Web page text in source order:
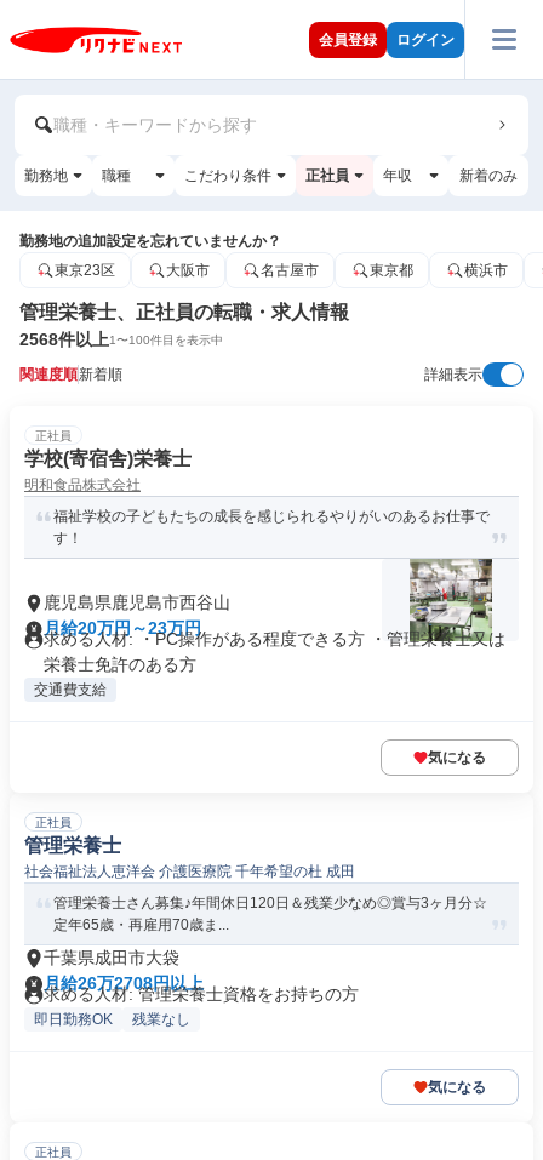
会員登録 ログイン
職種・キーワードから探す
勤務地 職種 こだわり条件 正社員 年収 新着のみ
勤務地の追加設定を忘れていませんか？
東京23区
大阪市 名古屋市 東京都 横浜市
管理栄養士、正社員の転職・求人情報
2568件以上1〜100件目を表示中
関連度順新着順 詳細表示
正社員
学校(寄宿舎)栄養士
明和食品株式会社
福祉学校の子どもたちの成長を感じられるやりがいのあるお仕事で
す！
鹿児島県鹿児島市西谷山
月給20万円～23万円
求める人材: ・PC操作がある程度できる方 ・管理栄養士又は
栄養士免許のある方
交通費支給
気になる
正社員
管理栄養士
社会福祉法人恵洋会 介護医療院 千年希望の杜 成田
管理栄養士さん募集♪年間休日120日＆残業少なめ◎賞与3ヶ月分☆
定年65歳・再雇用70歳ま...
千葉県成田市大袋
月給26万2708円以上
求める人材: 管理栄養士資格をお持ちの方
即日勤務OK 残業なし
気になる
正社員